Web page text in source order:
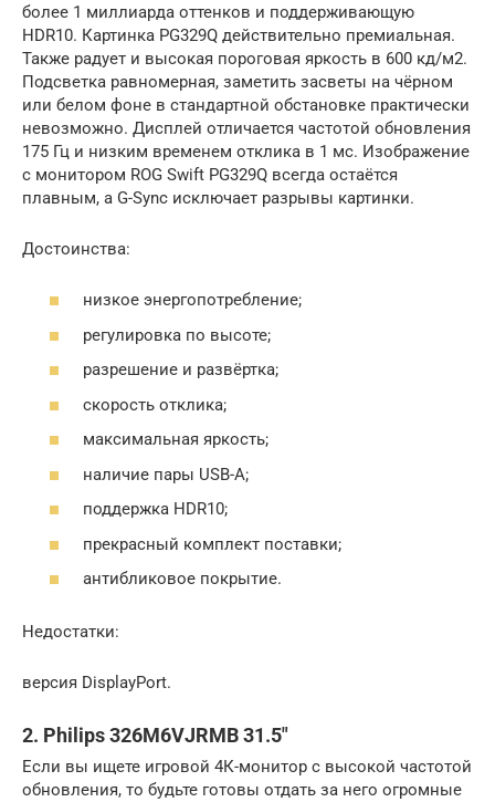
более 1 миллиарда оттенков и поддерживающую
HDR10. Картинка PG329Q действительно премиальная.
Также радует и высокая пороговая яркость в 600 кд/м2.
Подсветка равномерная, заметить засветы на чёрном
или белом фоне в стандартной обстановке практически
невозможно. Дисплей отличается частотой обновления
175 Гц и низким временем отклика в 1 мс. Изображение
с монитором ROG Swift PG329Q всегда остаётся
плавным, а G-Sync исключает разрывы картинки.
Достоинства:
низкое энергопотребление;
регулировка по высоте;
разрешение и развёртка;
скорость отклика;
максимальная яркость;
наличие пары USB-A;
поддержка HDR10;
прекрасный комплект поставки;
антибликовое покрытие.
Недостатки:
версия DisplayPort.
2. Philips 326M6VJRMB 31.5″
Если вы ищете игровой 4К-монитор с высокой частотой
обновления, то будьте готовы отдать за него огромные